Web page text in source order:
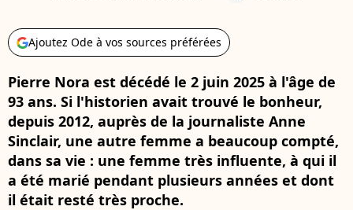
Ajoutez Ode à vos sources préférées
Pierre Nora est décédé le 2 juin 2025 à l'âge de
93 ans. Si l'historien avait trouvé le bonheur,
depuis 2012, auprès de la journaliste Anne
Sinclair, une autre femme a beaucoup compté,
dans sa vie : une femme très influente, à qui il
a été marié pendant plusieurs années et dont
il était resté très proche.